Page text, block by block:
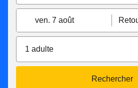
ven. 7 août
1 adulte
Rechercher